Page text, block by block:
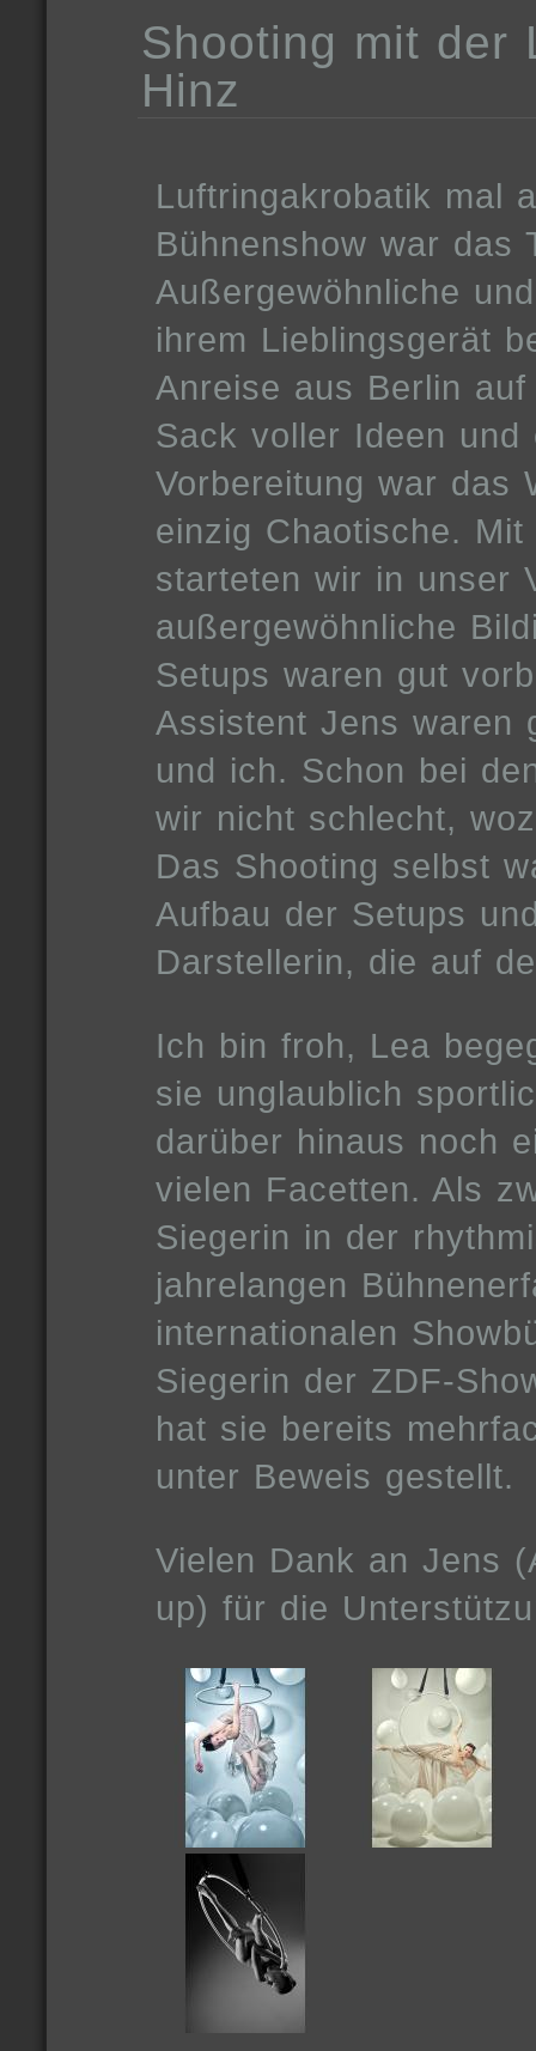
Shooting mit der
Hinz
Luftringakrobatik mal
Bühnenshow war das
Außergewöhnliche
ihrem Lieblingsgerät
Anreise aus Berlin
Sack voller Ideen und
Vorbereitung war das
einzig Chaotische.
starteten wir in unser
außergewöhnliche
Setups waren gut
Assistent Jens waren
und ich. Schon bei
wir nicht schlecht,
Das Shooting selbst
Aufbau der Setups
Darstellerin, die auf
Ich bin froh, Lea
sie unglaublich
darüber hinaus noch
vielen Facetten. Als
Siegerin in der
jahrelangen
internationalen
Siegerin der ZDF-
hat sie bereits
unter Beweis gestellt.
Vielen Dank an Jens
up) für die